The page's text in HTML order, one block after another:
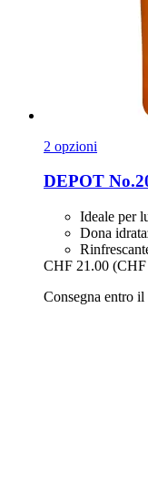
2 opzioni
DEPOT
Ideale per
Dona
CHF 21.00
Consegna entro